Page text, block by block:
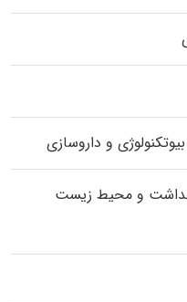
و داروسازی
و محیط زیست